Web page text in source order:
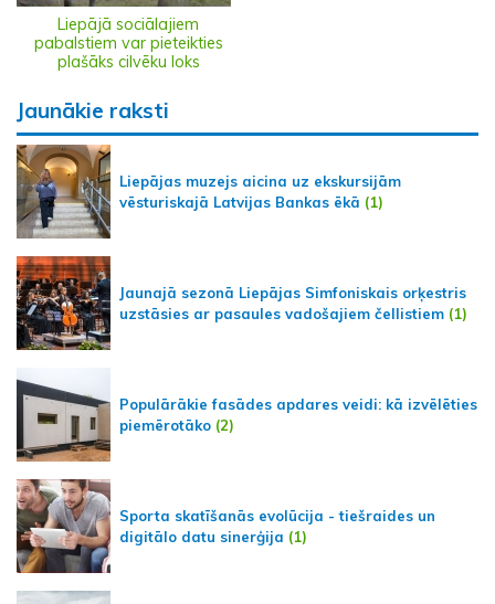
Liepājā sociālajiem
pabalstiem var pieteikties
plašāks cilvēku loks
Jaunākie raksti
Liepājas muzejs aicina uz ekskursijām
vēsturiskajā Latvijas Bankas ēkā (1)
Jaunajā sezonā Liepājas Simfoniskais orķestris
uzstāsies ar pasaules vadošajiem čellistiem (1)
Populārākie fasādes apdares veidi: kā izvēlēties
piemērotāko (2)
Sporta skatīšanās evolūcija - tiešraides un
digitālo datu sinerģija (1)